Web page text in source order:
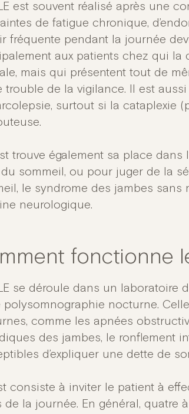
est souvent réalisé après une
de fatigue chronique,
fréquente pendant la journée
aux patients chez qui
mais qui présentent tout de
trouble de la vigilance. Il est
surtout si la cataplexie
trouve également sa place dans
du sommeil, ou pour juger de la
le syndrome des jambes
neurologique.
fonctionne
se déroule dans un laboratoire
polysomnographie nocturne.
comme les apnées
des jambes, le ronflement
d’expliquer une dette de
consiste à inviter le patient à
de la journée. En général, quatre